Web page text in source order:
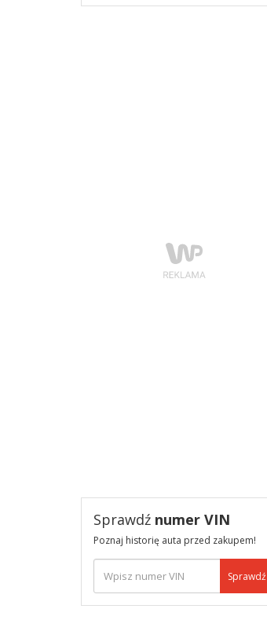
Sprawdź numer VIN
Poznaj historię auta przed zakupem!
Sprawdź